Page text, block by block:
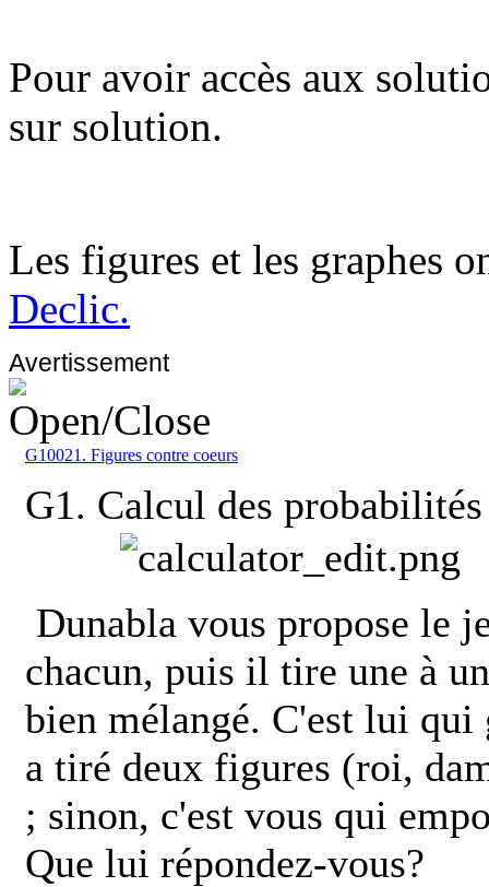
Pour avoir accès aux
sur solution.
Les figures et les graphes
Declic.
Avertissement
G10021. Figures contre coeurs
G1. Calcul des probabilités
Dunabla vous propose le
chacun, puis il tire une à
bien mélangé. C'est lui
a tiré deux figures (roi,
; sinon, c'est vous qui
Que lui répondez-vous?